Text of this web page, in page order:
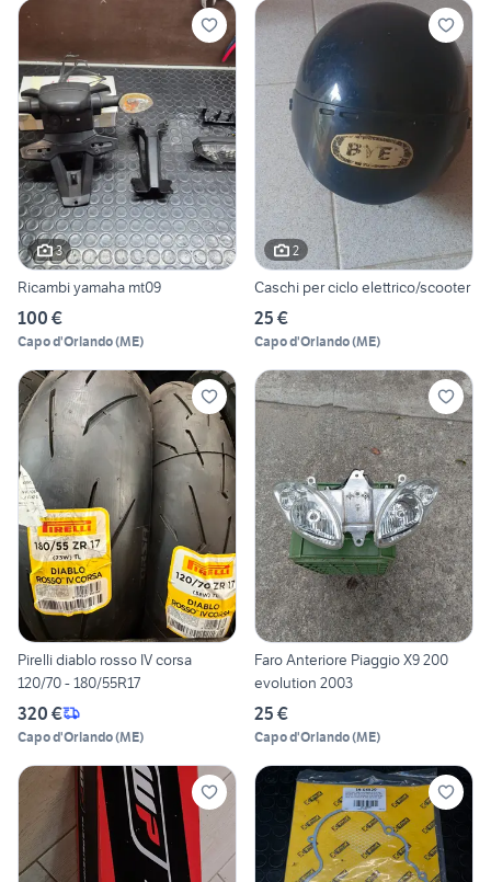
3
Ricambi yamaha mt09
100 €
Capo d'Orlando(ME)
2
Caschi per ciclo elettrico/scooter
25 €
Capo d'Orlando(ME)
Pirelli diablo rosso IV corsa
120/70 - 180/55R17
320 €
Capo d'Orlando(ME)
Faro Anteriore Piaggio X9 200
evolution 2003
25 €
Capo d'Orlando(ME)